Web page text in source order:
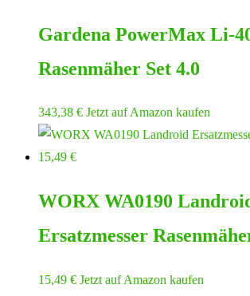
409,95 €299,99 €.
Gardena PowerMax Li-
Rasenmäher Set 4.0
343,38 € Jetzt auf Amazon kaufen
WORX WA0190
Ersatzmesser
15,49 € Jetzt auf Amazon kaufen